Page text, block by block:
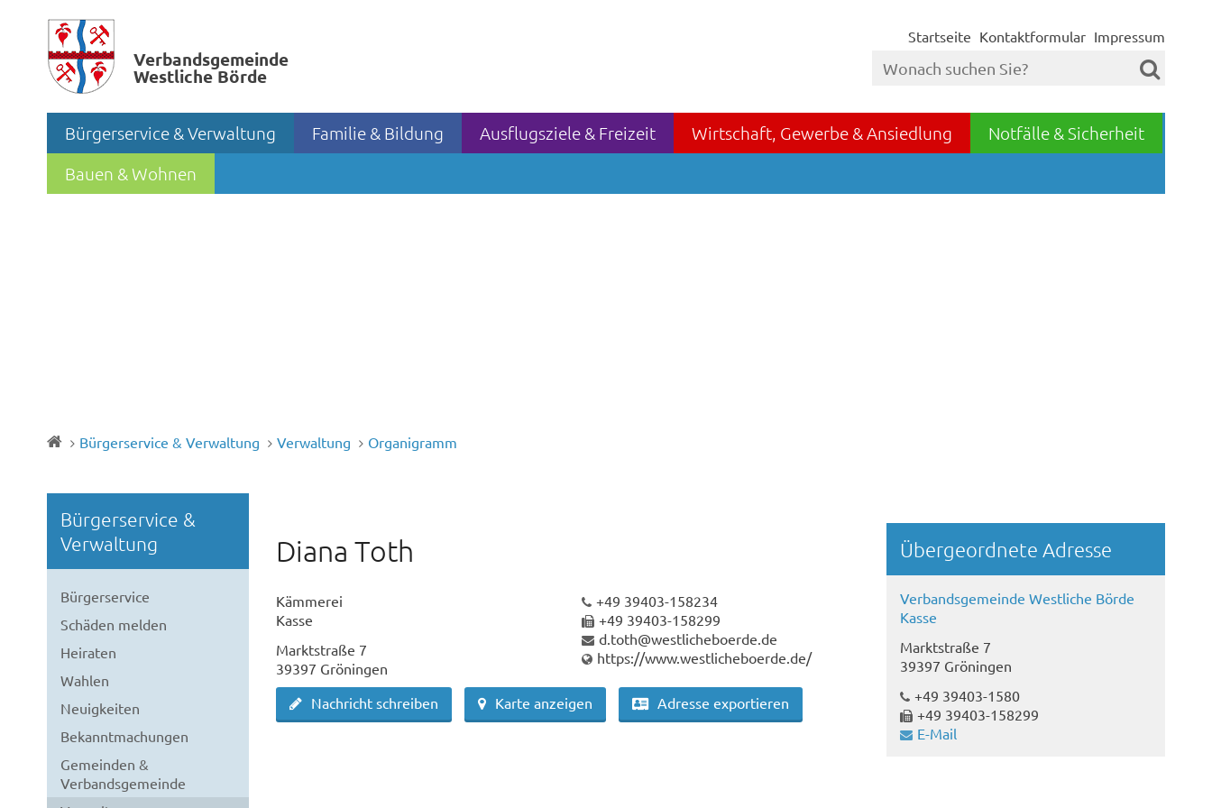
Verbands­gemeinde
Westliche Börde
Startseite Kontaktformular Impressum
Bürgerservice & Verwaltung Familie & Bildung Ausflugsziele & Freizeit Wirtschaft, Gewerbe & Ansiedlung
Notfälle & Sicherheit
Bauen & Wohnen
Bürgerservice & Verwaltung Verwaltung Organigramm
Bürgerservice &
Verwaltung
Bürgerservice
Schäden melden
Heiraten
Wahlen
Neuigkeiten
Bekanntmachungen
Gemeinden &
Verbandsgemeinde
Diana Toth
Kämmerei
Kasse
Marktstraße 7
39397 Gröningen
+49 39403-158234
+49 39403-158299
d.toth@westlicheboerde.de
https://www.westlicheboerde.de/
Nachricht schreiben Karte anzeigen Adresse exportieren
Übergeordnete Adresse
Verbandsgemeinde Westliche Börde
Kasse
Marktstraße 7
39397 Gröningen
+49 39403-1580
+49 39403-158299
E-Mail